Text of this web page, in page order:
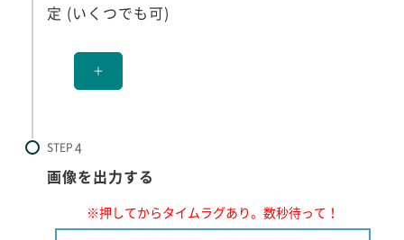
定 (いくつでも可)
＋
STEP
画像を出力する
※押してからタイムラグあり。数秒待って！